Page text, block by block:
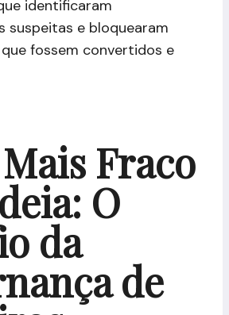
identificaram
suspeitas e bloquearam
fossem convertidos e
Fraco
O
da
de